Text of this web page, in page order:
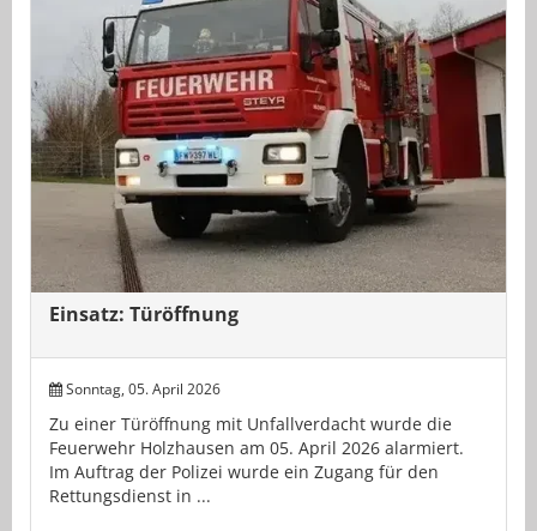
Einsatz: Türöffnung
Sonntag, 05. April 2026
Zu einer Türöffnung mit Unfallverdacht wurde die
Feuerwehr Holzhausen am 05. April 2026 alarmiert.
Im Auftrag der Polizei wurde ein Zugang für den
Rettungsdienst in ...